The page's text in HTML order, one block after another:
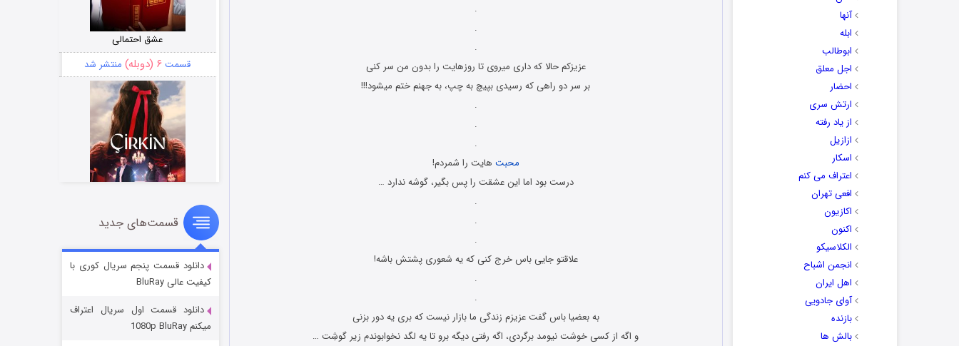
آنها
ابله
ابوطالب
اجل معلق
احضار
ارتش سری
از یاد رفته
ازازیل
اسکار
اعتراف می کنم
افعی تهران
اکازیون
اکنون
الکلاسیکو
انجمن اشباح
اهل ایران
آوای جادویی
بازنده
بالش ها
.
.
.
عزیزکم حالا که داری میروی تا روزهایت را بدون من سر کنی
بر سر دو راهی که رسیدی بپیچ به چپ، به جهنم ختم میشود!!!
.
.
.
محبت هایت را شمردم!
درست بود اما این عشقت را پس بگیر، گوشه ندارد …
.
.
.
علاقتو جایی باس خرج کنی که یه شعوری پشتش باشه!
.
.
به بعضیا باس گفت عزیزم زندگی ما بازار نیست که بری یه دور بزنی
و اگه از کسی خوشت نیومد برگردی، اگه رفتی دیگه برو تا یه لگد نخوابوندم زیر گوشِت …
عشق احتمالی
قسمت ۶ (دوبله) منتشر شد
سریال زشت
قسمت۵ (زیرنویس) منتشر شد
قسمت‌های جدید
دانلود قسمت پنجم سریال کوری با
کیفیت عالی BluRay
دانلود قسمت اول سریال اعتراف
میکنم 1080p BluRay